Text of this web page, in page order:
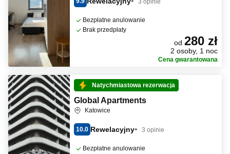
Bezpłatne anulowanie
Brak przedpłaty
od 280 zł
2 osoby, 1 noc
Cena gwarantowana
Natychmiastowa rezerwacja
Global Apartments
Katowice
10.0 Rewelacyjny 3 opinie
Bezpłatne anulowanie